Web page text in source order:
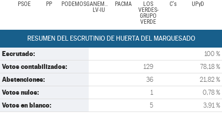
PSOE PP PODEMOSGANEMOS-
LV-IU
PACMA
LOS
VERDES-
GRUPO
VERDE
C's UPyD
RESUMEN DEL ESCRUTINIO DE HUERTA DEL MARQUESADO
Escrutado: 100 %
Votos contabilizados: 129 78,18 %
Abstenciones: 36 21,82 %
Votos nulos: 1 0,78 %
Votos en blanco: 5 3,91 %